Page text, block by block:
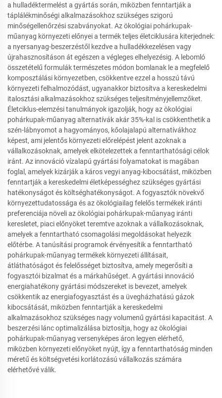
a hulladéktermelést a gyártás során, miközben fenntartják a
táplálékminőségi alkalmazásokhoz szükséges szigorú
minőségellenőrzési szabványokat. Az ökológiai pohárkupak-
műanyag környezeti előnyei a termék teljes életciklusára kiterjednek:
a nyersanyag-beszerzéstől kezdve a hulladékkezelésen vagy
újrahasznosításon át egészen a végleges elhelyezésig. A lebomló
összetételű formulák természetes módon bomlanak le a megfelelő
komposztálási környezetben, csökkentve ezzel a hosszú távú
környezeti felhalmozódást, ugyanakkor biztosítva a kereskedelmi
italosztási alkalmazásokhoz szükséges teljesítményjellemzőket.
Életciklus-elemzési tanulmányok igazolják, hogy az ökológiai
pohárkupak-műanyag alternatívák akár 35%-kal is csökkenthetik a
szén-lábnyomot a hagyományos, kőolajalapú alternatívákhoz
képest, ami jelentős környezeti előrelépést jelent azoknak a
vállalkozásoknak, amelyek elkötelezettek a fenntarthatósági célok
iránt. Az innováció vízalapú gyártási folyamatokat is magában
foglal, amelyek kizárják a káros vegyi anyag-kibocsátást, miközben
fenntartják a kereskedelmi életképességhez szükséges gyártási
hatékonyságot és költséghatékonyságot. A fogyasztók növekvő
környezettudatossága és az ökológiailag felelős termékek iránti
preferenciája növeli az ökológiai pohárkupak-műanyag iránti
keresletet, piaci előnyöket teremtve azoknak a vállalkozásoknak,
amelyek a fenntartható csomagolási megoldásokat helyezik
előtérbe. A tanúsítási programok érvényesítik a fenntartható
pohárkupak-műanyag termékek környezeti állításait,
átláthatóságot és felelősséget biztosítva, amely megerősíti a
fogyasztói bizalmat és a márkahűséget. A gyártási innováció
energiahatékony gyártási módszereket is bevezet, amelyek
csökkentik az energiafogyasztást és a üvegházhatású gázok
kibocsátását, miközben fenntartják a kereskedelmi
alkalmazásokhoz szükséges nagy volumenű gyártási kapacitást. A
beszerzési lánc optimalizálása biztosítja, hogy az ökológiai
pohárkupak-műanyag versenyképes áron legyen elérhető,
miközben környezeti előnyöket nyújt, így a fenntarthatóság minden
méretű és költségvetési korlátozású vállalkozás számára
elérhetővé válik.